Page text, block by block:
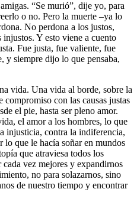
“Se murió”, dije yo, para
o no. Pero la muerte –ya lo
No perdona a los justos,
Y esto viene a cuento
Fue justa, fue valiente, fue
y siempre dijo lo que pensaba,
vida. Una vida al borde, sobre la
con las causas justas
el pie, hasta ser pleno amor.
el amor a los hombres, lo que
injusticia, contra la indiferencia,
que le hacía soñar en mundos
que atraviesa todos los
vez mejores y expandirnos
no para solazarnos, sino
de nuestro tiempo y encontrar